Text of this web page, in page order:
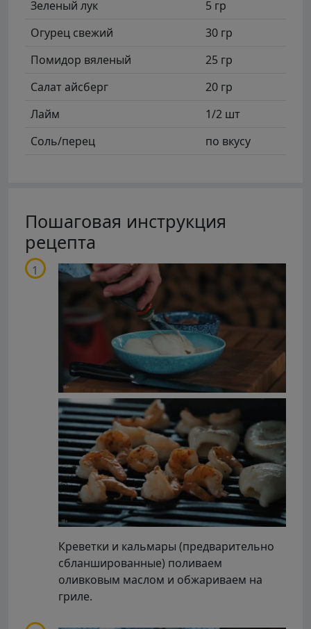
Зеленый лук
5 гр
Огурец свежий
30 гр
Помидор вяленый
25 гр
Салат айсберг
20 гр
Лайм
1/2 шт
Соль/перец
по вкусу
Пошаговая инструкция
рецепта
Креветки и кальмары (предварительно
сбланшированные) поливаем
оливковым маслом и обжариваем на
гриле.